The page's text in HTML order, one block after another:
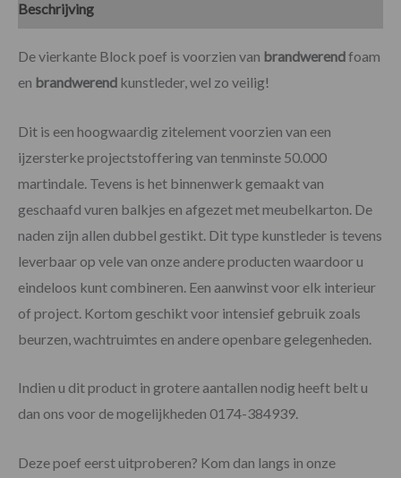
Beschrijving
De vierkante Block poef is voorzien van brandwerendfoam
en brandwerend kunstleder, wel zo veilig!
Dit is een hoogwaardig zitelement voorzien van een
ijzersterke projectstoffering van tenminste 50.000
martindale. Tevens is het binnenwerk gemaakt van
geschaafd vuren balkjes en afgezet met meubelkarton. De
naden zijn allen dubbel gestikt. Dit type kunstleder is tevens
leverbaar op vele van onze andere producten waardoor u
eindeloos kunt combineren. Een aanwinst voor elk interieur
of project. Kortom geschikt voor intensief gebruik zoals
beurzen, wachtruimtes en andere openbare gelegenheden.
Indien u dit product in grotere aantallen nodig heeft belt u
dan ons voor de mogelijkheden 0174-384939.
Deze poef eerst uitproberen? Kom dan langs in onze